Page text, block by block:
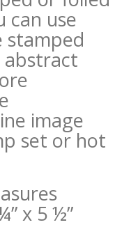
can use
abstract
image
set or hot
x 5 ½”